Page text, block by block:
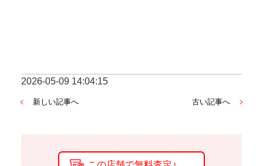
2026-05-09 14:04:15
新しい記事へ 古い記事へ